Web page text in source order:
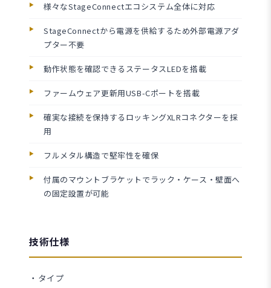
様々なStageConnectエコシステム全体に対応
StageConnectから電源を供給するため外部電源アダ
プター不要
動作状態を確認できるステータスLEDを搭載
ファームウェア更新用USB-Cポートを搭載
確実な接続を保持するロッキングXLRコネクターを採
用
フルメタル構造で堅牢性を確保
付属のマウントブラケットでラック・ケース・壁面へ
の固定設置が可能
技術仕様
・タイプ